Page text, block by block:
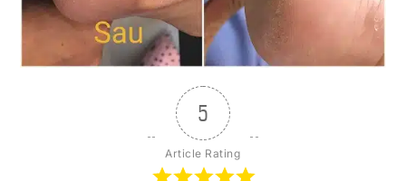
5
Article Rating